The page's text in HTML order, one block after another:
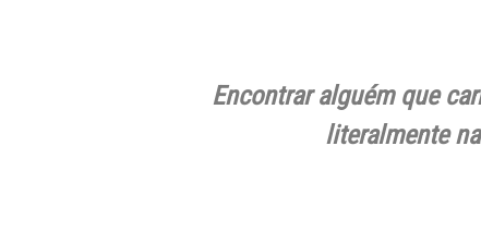
Encontrar alguém que
literalmente